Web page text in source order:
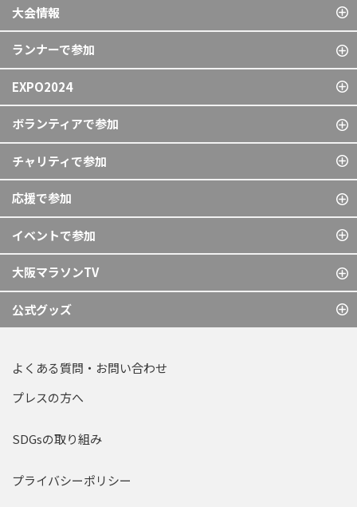
大会情報
ランナーで参加
EXPO2024
ボランティアで参加
チャリティで参加
応援で参加
イベントで参加
大阪マラソンTV
公式グッズ
よくある質問・お問い合わせ
プレスの方へ
SDGsの取り組み
プライバシーポリシー